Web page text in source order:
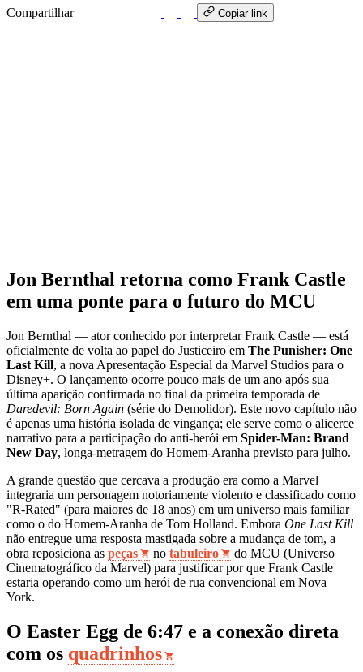
Compartilhar Copiar link
Jon Bernthal retorna como Frank Castle
em uma ponte para o futuro do MCU
Jon Bernthal — ator conhecido por interpretar Frank Castle — está
oficialmente de volta ao papel do Justiceiro em The Punisher: One
Last Kill, a nova Apresentação Especial da Marvel Studios para o
Disney+. O lançamento ocorre pouco mais de um ano após sua
última aparição confirmada no final da primeira temporada de
Daredevil: Born Again (série do Demolidor). Este novo capítulo não
é apenas uma história isolada de vingança; ele serve como o alicerce
narrativo para a participação do anti-herói em Spider-Man: Brand
New Day, longa-metragem do Homem-Aranha previsto para julho.
A grande questão que cercava a produção era como a Marvel
integraria um personagem notoriamente violento e classificado como
"R-Rated" (para maiores de 18 anos) em um universo mais familiar
como o do Homem-Aranha de Tom Holland. Embora One Last Kill
não entregue uma resposta mastigada sobre a mudança de tom, a
obra reposiciona as peças no tabuleiro
do MCU (Universo
Cinematográfico da Marvel) para justificar por que Frank Castle
estaria operando como um herói de rua convencional em Nova
York.
O Easter Egg de 6:47 e a conexão direta
com os quadrinhos